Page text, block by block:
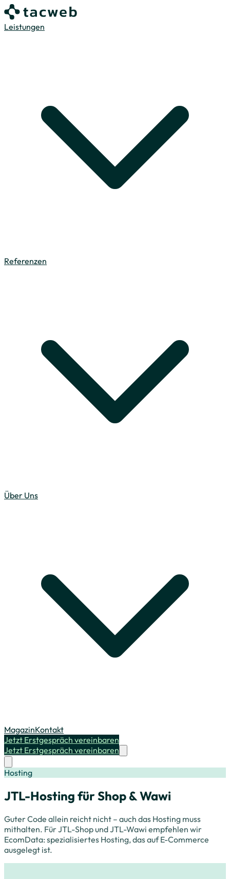
Leistungen
Referenzen
Über Uns
MagazinKontakt
Jetzt Erstgespräch vereinbaren
Jetzt Erstgespräch vereinbaren
Hosting
JTL-Hosting für Shop & Wawi
Guter Code allein reicht nicht – auch das Hosting muss
mithalten. Für JTL-Shop und JTL-Wawi empfehlen wir
EcomData: spezialisiertes Hosting, das auf E-Commerce
ausgelegt ist.